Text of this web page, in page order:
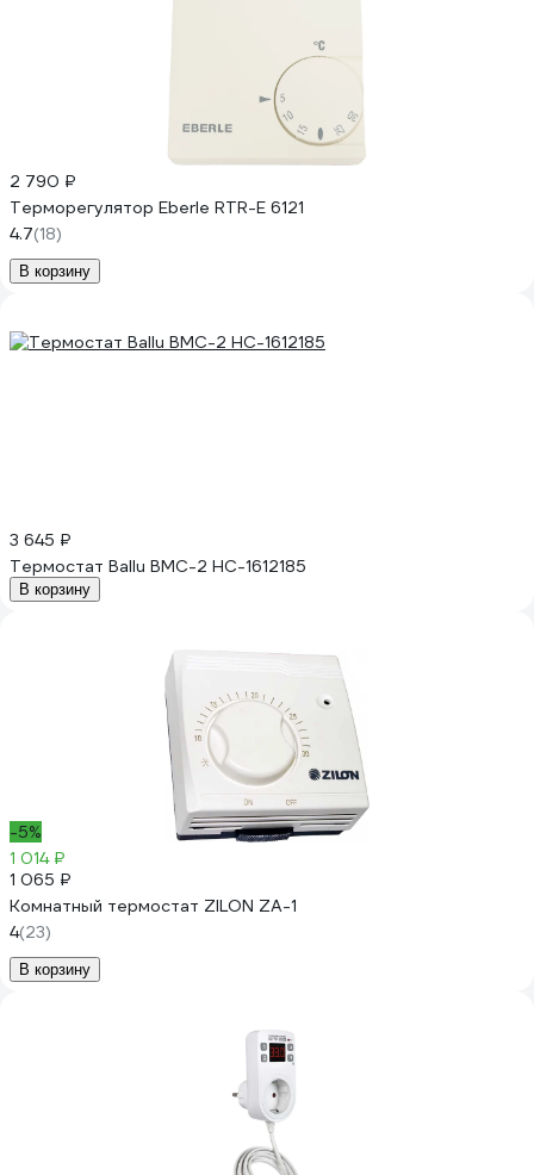
2 790 ₽
Терморегулятор Eberle RTR-E 6121
4.7(18)
В корзину
3 645 ₽
Термостат Ballu BMC-2 НС-1612185
В корзину
-5%
1 014 ₽
1 065 ₽
Комнатный термостат ZILON ZA-1
4(23)
В корзину